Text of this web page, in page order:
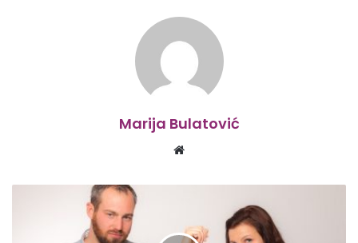
Marija Bulatović
Website